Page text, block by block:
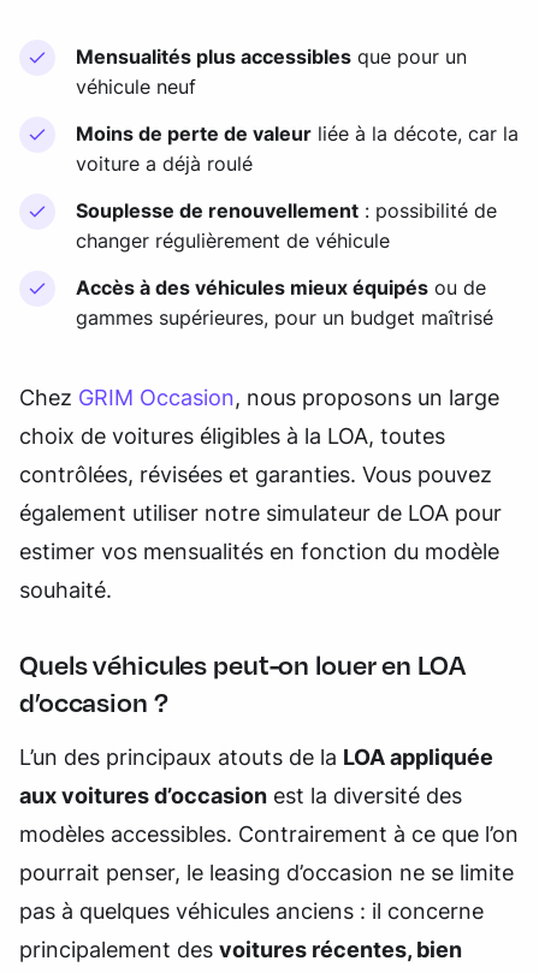
Mensualités plus accessibles que pour un
véhicule neuf
Moins de perte de valeur liée à la décote, car la
voiture a déjà roulé
Souplesse de renouvellement : possibilité de
changer régulièrement de véhicule
Accès à des véhicules mieux équipés ou de
gammes supérieures, pour un budget maîtrisé
Chez GRIM Occasion, nous proposons un large
choix de voitures éligibles à la LOA, toutes
contrôlées, révisées et garanties. Vous pouvez
également utiliser notre simulateur de LOA pour
estimer vos mensualités en fonction du modèle
souhaité.
Quels véhicules peut-on louer en LOA
d’occasion ?
L’un des principaux atouts de la LOA appliquée
aux voitures d’occasion est la diversité des
modèles accessibles. Contrairement à ce que l’on
pourrait penser, le leasing d’occasion ne se limite
pas à quelques véhicules anciens : il concerne
principalement des voitures récentes, bien